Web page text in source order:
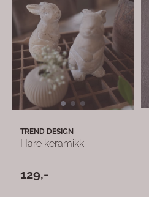
TREND DESIGN
Hare keramikk
129,-